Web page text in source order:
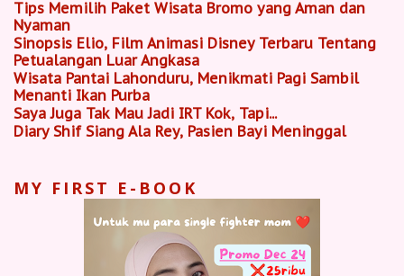
Tips Memilih Paket Wisata Bromo yang Aman dan
Nyaman
Sinopsis Elio, Film Animasi Disney Terbaru Tentang
Petualangan Luar Angkasa
Wisata Pantai Lahonduru, Menikmati Pagi Sambil
Menanti Ikan Purba
Saya Juga Tak Mau Jadi IRT Kok, Tapi...
Diary Shif Siang Ala Rey, Pasien Bayi Meninggal
MY FIRST E-BOOK